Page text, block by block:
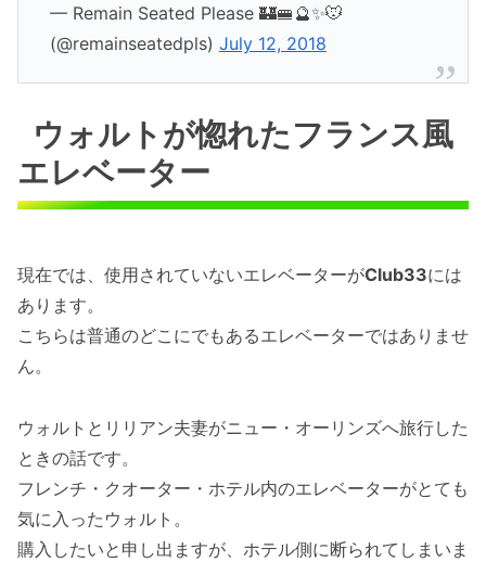
— Remain Seated Please 🏰🚝🔮✨🐭
(@remainseatedpls) July 12, 2018
ウォルトが惚れたフランス風
エレベーター
現在では、使用されていないエレベーターがClub33には
あります。
こちらは普通のどこにでもあるエレベーターではありませ
ん。
ウォルトとリリアン夫妻がニュー・オーリンズへ旅行した
ときの話です。
フレンチ・クオーター・ホテル内のエレベーターがとても
気に入ったウォルト。
購入したいと申し出ますが、ホテル側に断られてしまいま